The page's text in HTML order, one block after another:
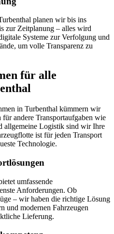
planen wir bis ins
zur Zeitplanung – alles wird
Systeme zur Verfolgung und
um volle Transparenz zu
für alle
in Turbenthal kümmern wir
andere Transportaufgaben wie
allgemeine Logistik sind wir Ihre
ist für jeden Transport
Technologie.
umfassende
Anforderungen. Ob
– wir haben die richtige Lösung
und modernen Fahrzeugen
Lieferung.